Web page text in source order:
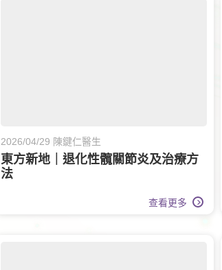
2026/04/29 陳鍵仁醫生
東方新地｜退化性髖關節炎及治療方
法
查看更多